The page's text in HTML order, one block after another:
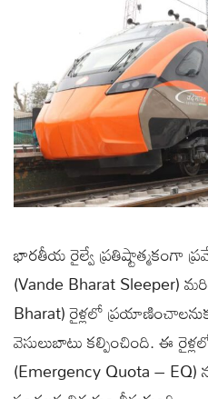
భారతీయ రైల్వే ప్రతిష్టాత్మకంగా
(Vande Bharat Sleeper)
Bharat) రైళ్లలో
వెసులుబాటు కల్పించింది. ఈ
(Emergency Quota – EQ)